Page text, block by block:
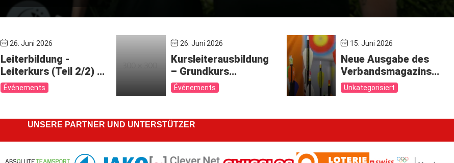
26. Juni 2026
Leiterbildung -
Leiterkurs (Teil 2/2) -
BEJU446b-26
Événements
26. Juni 2026
Kursleiterausbildung
– Grundkurs
Kursleiter (Sitzung
1/2) – BEJU446B-26
Événements
15. Juni 2026
Neue Ausgabe des
Verbandsmagazins
„SwissArcher“ jetzt
online
Unkategorisiert
UNSERE PARTNER UND UNTERSTÜTZER